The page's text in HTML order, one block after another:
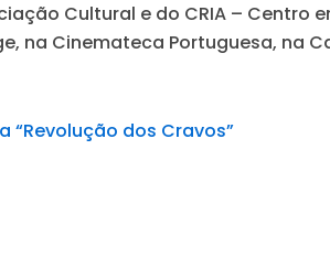
Cultural e do CRIA – Centro
na Cinemateca Portuguesa, na
“Revolução dos Cravos”